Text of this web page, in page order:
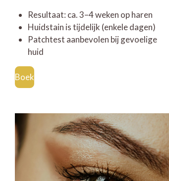
Resultaat: ca. 3–4 weken op haren
Huidstain is tijdelijk (enkele dagen)
Patchtest aanbevolen bij gevoelige
huid
Boek